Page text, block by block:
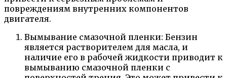
повреждениям внутренних компонентов
двигателя.
Вымывание смазочной пленки: Бензин
является растворителем для масла, и
наличие его в рабочей жидкости приводит к
вымыванию смазочной пленки с